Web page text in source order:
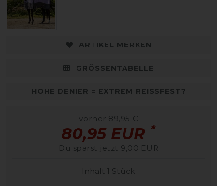
ARTIKEL MERKEN
GRÖSSENTABELLE
HOHE DENIER = EXTREM REISSFEST?
vorher 89,95 €
80,95 EUR *
Du sparst jetzt 9,00 EUR
Inhalt 1 Stück